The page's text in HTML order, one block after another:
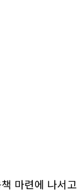
마련에 나서고